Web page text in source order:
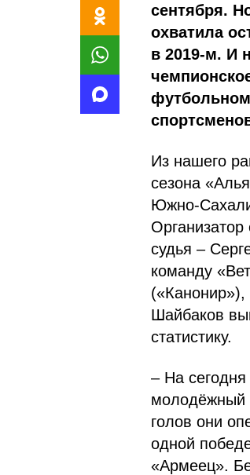
сентября.
охватила
в 2019-м. И
Из нашего
сезона
Южно-
судья –
команду
Шайбаков
статистику.
– На
молодёжный
голов они
одной
«Армеец».